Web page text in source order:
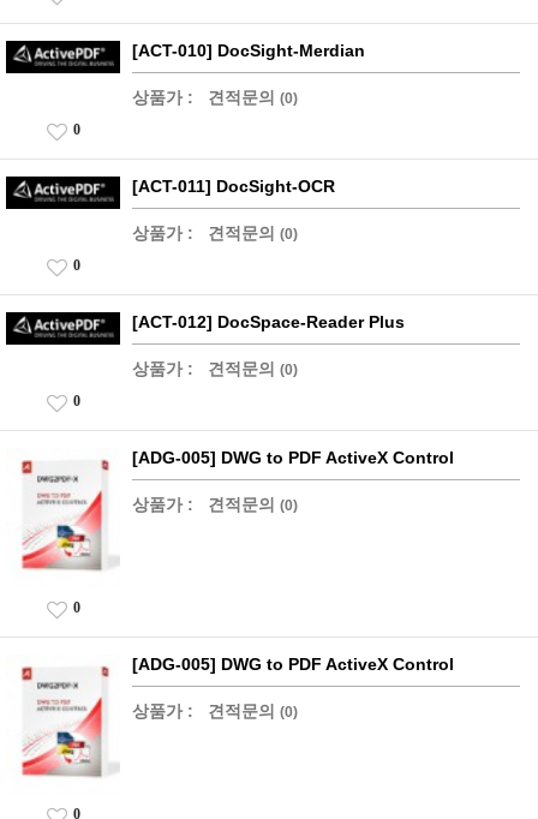
[ACT-010] DocSight-Merdian
상품가 : 견적문의 (0)
0
[ACT-011] DocSight-OCR
상품가 : 견적문의 (0)
0
[ACT-012] DocSpace-Reader Plus
상품가 : 견적문의 (0)
0
[ADG-005] DWG to PDF ActiveX Control
상품가 : 견적문의 (0)
0
[ADG-005] DWG to PDF ActiveX Control
상품가 : 견적문의 (0)
0